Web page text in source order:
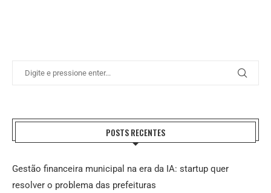
POSTS RECENTES
Gestão financeira municipal na era da IA: startup quer
resolver o problema das prefeituras